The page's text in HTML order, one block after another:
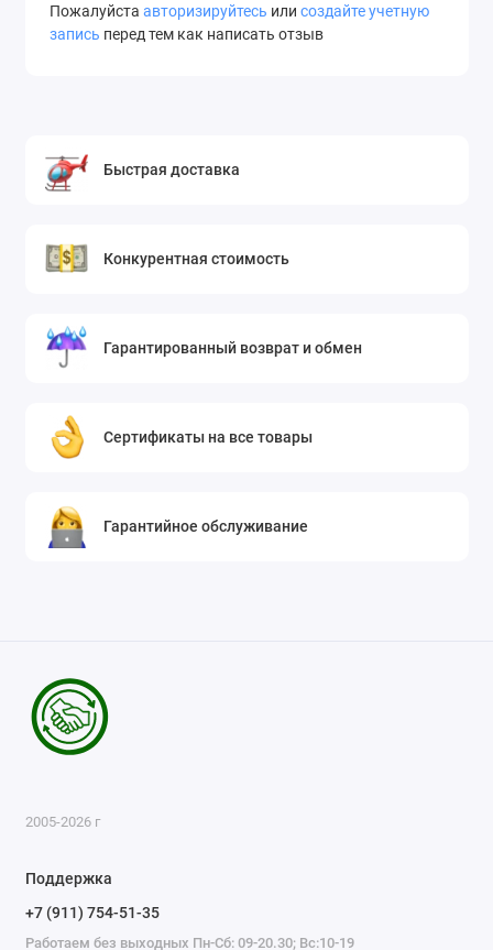
Пожалуйста авторизируйтесь или создайте учетную
запись перед тем как написать отзыв
Быстрая доставка
Конкурентная стоимость
Гарантированный возврат и обмен
Сертификаты на все товары
Гарантийное обслуживание
2005-2026 г
Поддержка
+7 (911) 754-51-35
Работаем без выходных Пн-Сб: 09-20.30; Вс:10-19